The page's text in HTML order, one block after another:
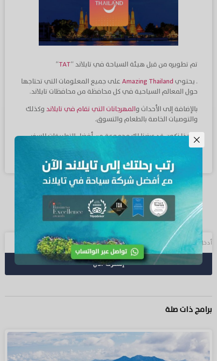
تم تطويره من قبل هيئة السياحة في تايلاند “TAT
“
. يحتوي Amazing Thailandعلى جميع المعلومات التي تحتاجها
حول المعالم السياحية في كل محافظة من محافظات تايلاند.
بالإضافة إلى الأحداث والمهرجانات التي تقام في تايلاند وكذلك
والتوصيات الخاصة بالطعام والتسوق.
وبهذا نكون قد عرضنا لك مجموعة من أفضل التطبيقات للسفر
إلى تايلاند إذا كنت ستتواجد بها قريبا.
إشترك الآن
برامج ذات صلة